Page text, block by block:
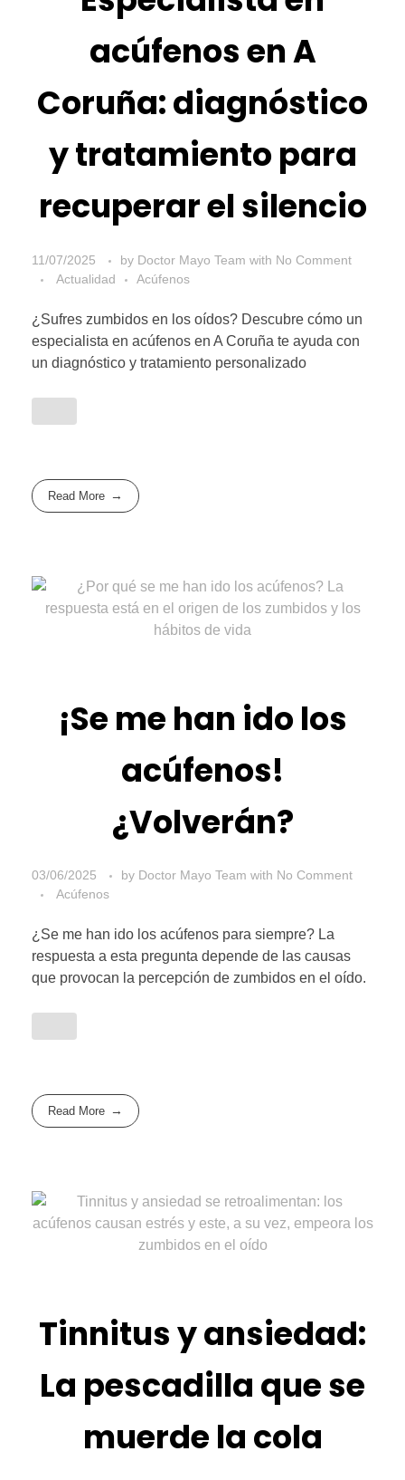
acúfenos en A
Coruña: diagnóstico
y tratamiento para
recuperar el silencio
11/07/2025 by Doctor Mayo Team with No Comment
Actualidad
Acúfenos
¿Sufres zumbidos en los oídos? Descubre cómo un
especialista en acúfenos en A Coruña te ayuda con
un diagnóstico y tratamiento personalizado
Read More
¡Se me han ido los
acúfenos!
¿Volverán?
03/06/2025 by Doctor Mayo Team with No Comment
Acúfenos
¿Se me han ido los acúfenos para siempre? La
respuesta a esta pregunta depende de las causas
que provocan la percepción de zumbidos en el oído.
Read More
Tinnitus y ansiedad:
La pescadilla que se
muerde la cola